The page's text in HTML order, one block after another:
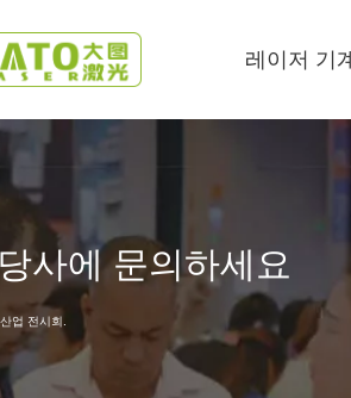
레이저 기계
사에 문의하세요
업 전시회.